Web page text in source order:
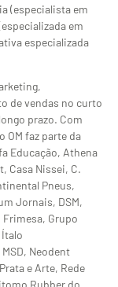
(especialista em
em
especializada
de vendas no curto
prazo. Com
OM faz parte da
Educação, Athena
Casa Nissei, C.
Pneus,
Jornais, DSM,
Frimesa, Grupo
Neodent
e Arte, Rede